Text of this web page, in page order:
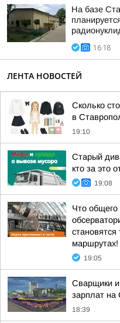
На базе
16:18
ЛЕНТА НОВОСТЕЙ
Сколько
в
19:10
Старый
кто за это
19:08
Что общего
становятся
маршрутах!
19:05
Сварщики
зарплат на
18:39